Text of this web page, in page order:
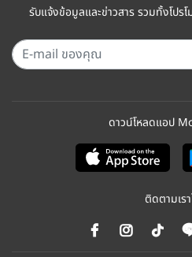
รับแจ้งข้อมูลและข่าวสาร รวมทั้งโปร
ดาวน์โหลดแอป
ติดตามเร